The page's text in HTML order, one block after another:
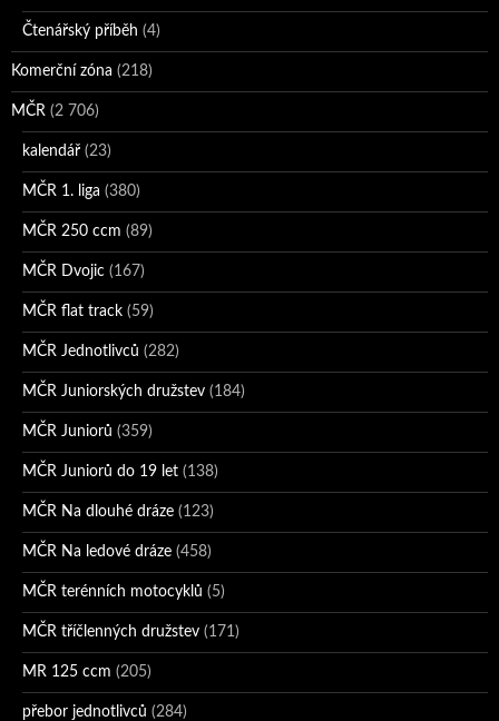
Čtenářský příběh (4)
Komerční zóna (218)
MČR (2 706)
kalendář (23)
MČR 1. liga (380)
MČR 250 ccm (89)
MČR Dvojic (167)
MČR flat track (59)
MČR Jednotlivců (282)
MČR Juniorských družstev (184)
MČR Juniorů (359)
MČR Juniorů do 19 let (138)
MČR Na dlouhé dráze (123)
MČR Na ledové dráze (458)
MČR terénních motocyklů (5)
MČR tříčlenných družstev (171)
MR 125 ccm (205)
přebor jednotlivců (284)